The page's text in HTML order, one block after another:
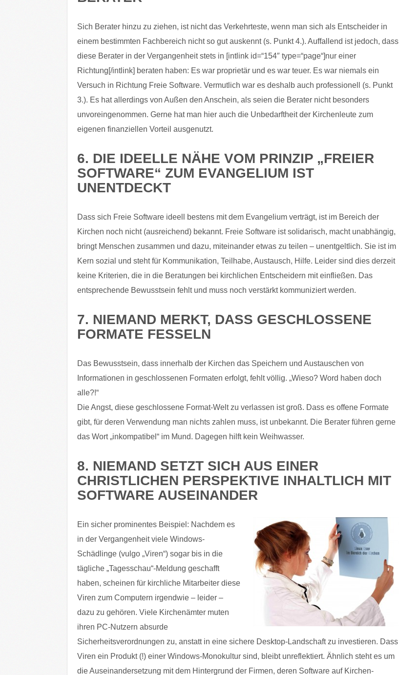
Sich Berater hinzu zu ziehen, ist nicht das Verkehrteste, wenn man sich als Entscheider in
einem bestimmten Fachbereich nicht so gut auskennt (s. Punkt 4.). Auffallend ist jedoch, dass
diese Berater in der Vergangenheit stets in [intlink id=“154″ type=“page“]nur einer
Richtung[/intlink] beraten haben: Es war proprietär und es war teuer. Es war niemals ein
Versuch in Richtung Freie Software. Vermutlich war es deshalb auch professionell (s. Punkt
3.). Es hat allerdings von Außen den Anschein, als seien die Berater nicht besonders
unvoreingenommen. Gerne hat man hier auch die Unbedarftheit der Kirchenleute zum
eigenen finanziellen Vorteil ausgenutzt.
6. DIE IDEELLE NÄHE VOM PRINZIP „FREIER
SOFTWARE“ ZUM EVANGELIUM IST
UNENTDECKT
Dass sich Freie Software ideell bestens mit dem Evangelium verträgt, ist im Bereich der
Kirchen noch nicht (ausreichend) bekannt. Freie Software ist solidarisch, macht unabhängig,
bringt Menschen zusammen und dazu, miteinander etwas zu teilen – unentgeltlich. Sie ist im
Kern sozial und steht für Kommunikation, Teilhabe, Austausch, Hilfe. Leider sind dies derzeit
keine Kriterien, die in die Beratungen bei kirchlichen Entscheidern mit einfließen. Das
entsprechende Bewusstsein fehlt und muss noch verstärkt kommuniziert werden.
7. NIEMAND MERKT, DASS GESCHLOSSENE
FORMATE FESSELN
Das Bewusstsein, dass innerhalb der Kirchen das Speichern und Austauschen von
Informationen in geschlossenen Formaten erfolgt, fehlt völlig. „Wieso? Word haben doch
alle?!“
Die Angst, diese geschlossene Format-Welt zu verlassen ist groß. Dass es offene Formate
gibt, für deren Verwendung man nichts zahlen muss, ist unbekannt. Die Berater führen gerne
das Wort „inkompatibel“ im Mund. Dagegen hilft kein Weihwasser.
8. NIEMAND SETZT SICH AUS EINER
CHRISTLICHEN PERSPEKTIVE INHALTLICH MIT
SOFTWARE AUSEINANDER
Ein sicher prominentes Beispiel: Nachdem es
in der Vergangenheit viele Windows-
Schädlinge (vulgo „Viren“) sogar bis in die
tägliche „Tagesschau“-Meldung geschafft
haben, scheinen für kirchliche Mitarbeiter diese
Viren zum Computern irgendwie – leider –
dazu zu gehören. Viele Kirchenämter muten
ihren PC-Nutzern absurde
Sicherheitsverordnungen zu, anstatt in eine sichere Desktop-Landschaft zu investieren. Dass
Viren ein Produkt (!) einer Windows-Monokultur sind, bleibt unreflektiert. Ähnlich steht es um
die Auseinandersetzung mit dem Hintergrund der Firmen, deren Software auf Kirchen-